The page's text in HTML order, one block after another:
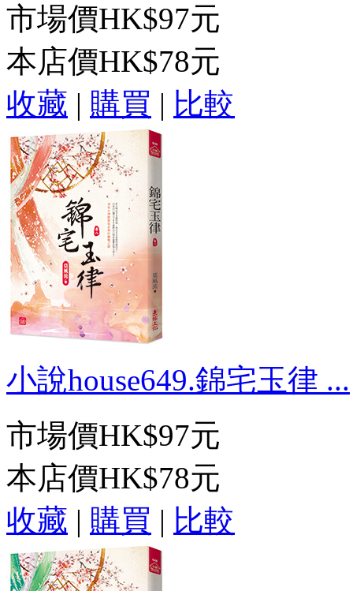
市場價HK$97元
本店價HK$78元
收藏 | 購買 | 比較
小說house649.錦宅玉律 ...
市場價HK$97元
本店價HK$78元
收藏 | 購買 | 比較